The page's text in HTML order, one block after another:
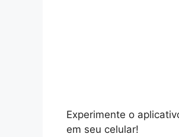
Experimente o
em seu celular!